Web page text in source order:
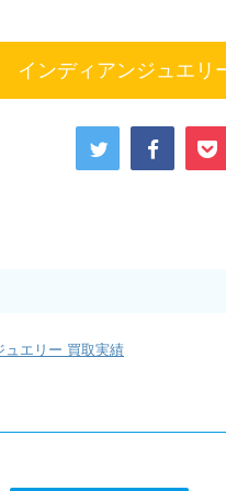
インディアンジュエリ
ュエリー 買取実績